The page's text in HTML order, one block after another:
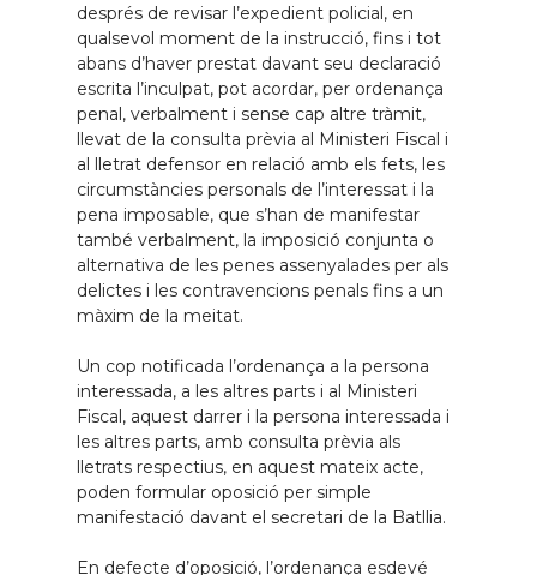
després de revisar l’expedient policial, en
qualsevol moment de la instrucció, fins i tot
abans d’haver prestat davant seu declaració
escrita l’inculpat, pot acordar, per ordenança
penal, verbalment i sense cap altre tràmit,
llevat de la consulta prèvia al Ministeri Fiscal i
al lletrat defensor en relació amb els fets, les
circumstàncies personals de l’interessat i la
pena imposable, que s’han de manifestar
també verbalment, la imposició conjunta o
alternativa de les penes assenyalades per als
delictes i les contravencions penals fins a un
màxim de la meitat.
Un cop notificada l’ordenança a la persona
interessada, a les altres parts i al Ministeri
Fiscal, aquest darrer i la persona interessada i
les altres parts, amb consulta prèvia als
lletrats respectius, en aquest mateix acte,
poden formular oposició per simple
manifestació davant el secretari de la Batllia.
En defecte d’oposició, l’ordenança esdevé